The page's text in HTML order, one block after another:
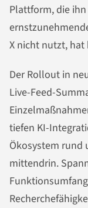
Plattform, die
X nicht nutzt, hat
Der Rollout in
Live-Feed-
tiefen KI-
Ökosystem rund
mittendrin.